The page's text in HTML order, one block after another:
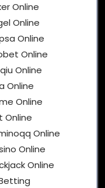
Online
Online
Online
Online
Online
Online
Online
Online
Online
Online
Online